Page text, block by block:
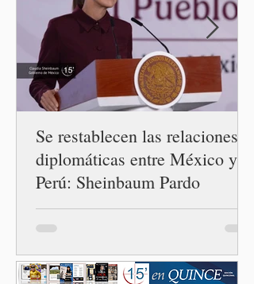
conferencia matutina en
Palacio Nacional, el
funcionario informó que en
el país únicamente se han
confirmado 33 casos de esta
enferme
Se restablecen las relaciones
diplomáticas entre México y
Perú: Sheinbaum Pardo